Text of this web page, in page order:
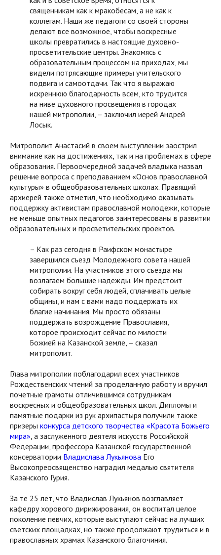
священникам как к мракобесам, а не как к
коллегам. Наши же педагоги со своей стороны
делают все возможное, чтобы воскресные
школы превратились в настоящие духовно-
просветительские центры. Знакомясь с
образовательным процессом на приходах, мы
видели потрясающие примеры учительского
подвига и самоотдачи. Так что я выражаю
искреннюю благодарность всем, кто трудится
на ниве духовного просвещения в городах
нашей митрополии, – заключил иерей Андрей
Лосык.
Митрополит Анастасий в своем выступлении заострил
внимание как на достижениях, так и на проблемах в сфере
образования. Первоочередной задачей владыка назвал
решение вопроса с преподаванием «Основ православной
культуры» в общеобразовательных школах. Правящий
архиерей также отметил, что необходимо оказывать
поддержку активистам православной молодежи, которые
не меньше опытных педагогов заинтересованы в развитии
образовательных и просветительских проектов.
– Как раз сегодня в Раифском монастыре
завершился съезд Молодежного совета нашей
митрополии. На участников этого съезда мы
возлагаем большие надежды. Им предстоит
собирать вокруг себя людей, сплачивать целые
общины, и нам с вами надо поддержать их
благие начинания. Мы просто обязаны
поддержать возрождение Православия,
которое происходит сейчас по милости
Божией на Казанской земле, – сказал
митрополит.
Глава митрополии поблагодарил всех участников
Рождественских чтений за проделанную работу и вручил
почетные грамоты отличившимся сотрудникам
воскресных и общеобразовательных школ. Дипломы и
памятные подарки из рук архипастыря получили также
призеры конкурса детского творчества «Красота Божьего
мира», а заслуженного деятеля искусств Российской
Федерации, профессора Казанской государственной
консерватории Владислава Лукьянова Его
Высокопреосвященство наградил медалью святителя
Казанского Гурия.
За те 25 лет, что Владислав Лукьянов возглавляет
кафедру хорового дирижирования, он воспитал целое
поколение певчих, которые выступают сейчас на лучших
светских площадках, но также продолжают трудиться и в
православных храмах Казанского благочиния.